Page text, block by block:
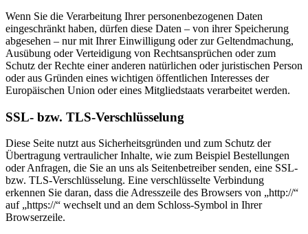
Wenn Sie die Verarbeitung Ihrer personenbezogenen Daten
eingeschränkt haben, dürfen diese Daten – von ihrer Speicherung
abgesehen – nur mit Ihrer Einwilligung oder zur Geltendmachung,
Ausübung oder Verteidigung von Rechtsansprüchen oder zum
Schutz der Rechte einer anderen natürlichen oder juristischen Person
oder aus Gründen eines wichtigen öffentlichen Interesses der
Europäischen Union oder eines Mitgliedstaats verarbeitet werden.
SSL- bzw. TLS-Verschlüsselung
Diese Seite nutzt aus Sicherheitsgründen und zum Schutz der
Übertragung vertraulicher Inhalte, wie zum Beispiel Bestellungen
oder Anfragen, die Sie an uns als Seitenbetreiber senden, eine SSL-
bzw. TLS-Verschlüsselung. Eine verschlüsselte Verbindung
erkennen Sie daran, dass die Adresszeile des Browsers von „http://“
auf „https://“ wechselt und an dem Schloss-Symbol in Ihrer
Browserzeile.